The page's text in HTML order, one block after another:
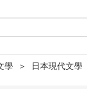
學 ＞ 日本現代文學